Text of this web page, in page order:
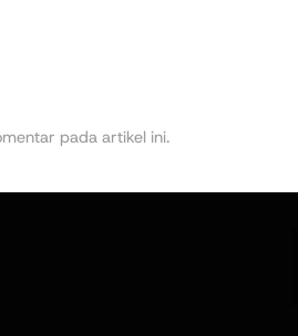
pada artikel ini.